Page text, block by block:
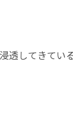
透してきてい